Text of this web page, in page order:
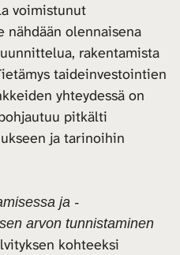
voimistunut
nähdään olennaisena
rakentamista
taideinvestointien
yhteydessä on
pitkälti
ja tarinoihin
ja -
arvon tunnistaminen
kohteeksi